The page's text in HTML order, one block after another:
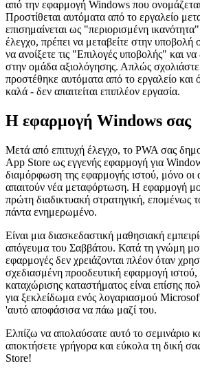
Ένα σημαντικό βήμα που πρέπει να κάνετε
υποβολή είναι να εξηγήσετε μια εγγενή
από την εφαρμογή Windows που
Προστίθεται αυτόματα από το εργαλείο
επισημαίνεται ως "περιορισμένη
έλεγχο, πρέπει να μεταβείτε στην υποβολή
να ανοίξετε τις "Επιλογές υποβολής" και
προστέθηκε αυτόματα από το εργαλείο και
καλά - δεν απαιτείται επιπλέον εργασία.
Η εφαρμογή Windows σας
Μετά από επιτυχή έλεγχο, το PWA σας
App Store ως εγγενής εφαρμογή για
διαμόρφωση της εφαρμογής ιστού, μόνο οι
πρώτη διαδικτυακή στρατηγική, επομένως το
πάντα ενημερωμένο.
Είναι μια διασκεδαστική μαθησιακή
απόγευμα του Σαββάτου. Κατά τη γνώμη
εφαρμογές δεν χρειάζονται πλέον όταν
σχεδιασμένη προοδευτική εφαρμογή ιστού,
για ξεκλείδωμα ενός λογαριασμού Microsoft
'αυτό αποφάσισα να πάω μαζί του.